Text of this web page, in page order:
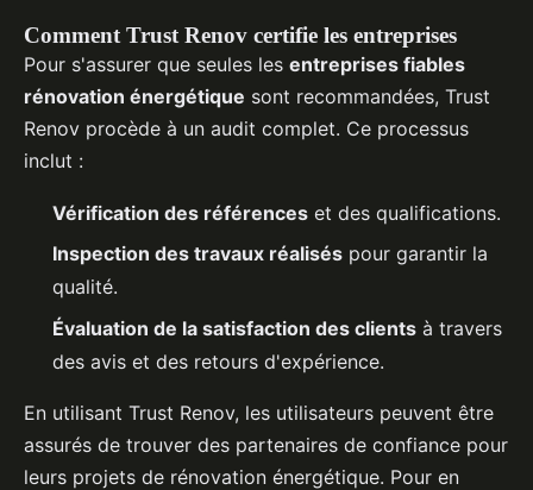
Comment Trust Renov certifie les entreprises
Pour s'assurer que seules les entreprises fiables
rénovation énergétique sont recommandées, Trust
Renov procède à un audit complet. Ce processus
inclut :
Vérification des références et des qualifications.
Inspection des travaux réalisés pour garantir la
qualité.
Évaluation de la satisfaction des clients à travers
des avis et des retours d'expérience.
En utilisant Trust Renov, les utilisateurs peuvent être
assurés de trouver des partenaires de confiance pour
leurs projets de rénovation énergétique. Pour en